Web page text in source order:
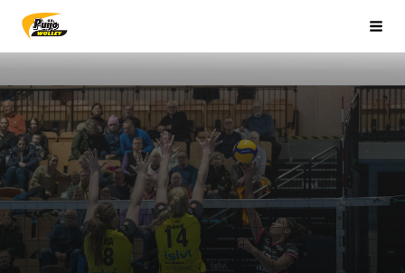
Siirry
sivun
Sivuston etusivulle